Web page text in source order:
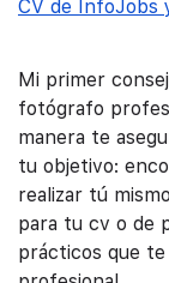
CV de InfoJobs
Mi primer
fotógrafo
manera te
tu objetivo:
realizar tú
para tu cv o de
prácticos que te